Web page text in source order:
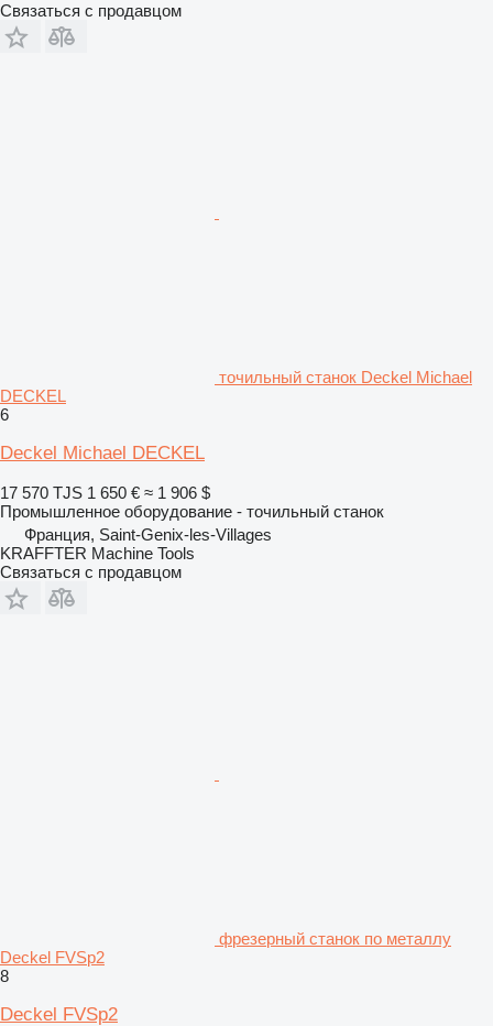
Связаться с продавцом
точильный станок Deckel Michael
DECKEL
6
Deckel Michael DECKEL
17 570 TJS 1 650 € ≈ 1 906 $
Промышленное оборудование - точильный станок
Франция, Saint-Genix-les-Villages
KRAFFTER Machine Tools
Связаться с продавцом
фрезерный станок по металлу
Deckel FVSp2
8
Deckel FVSp2